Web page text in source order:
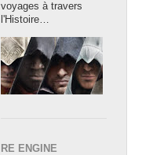
voyages à travers
l'Histoire…
RE ENGINE